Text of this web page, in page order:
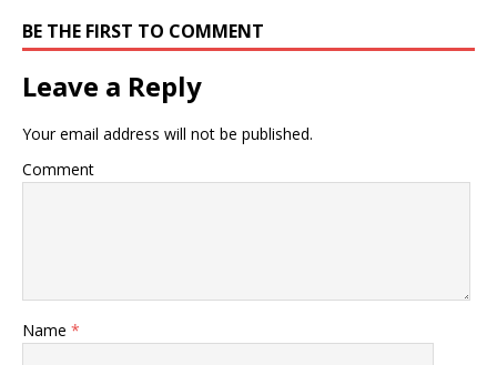
BE THE FIRST TO COMMENT
Leave a Reply
Your email address will not be published.
Comment
Name *